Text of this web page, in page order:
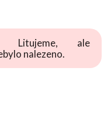
Litujeme, ale
nalezeno.